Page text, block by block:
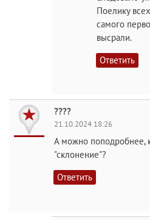
Поелику
самого
выcpaли.
Ответить
????
21.10.2024 18:26
А можно поподробнее,
"склонение"?
Ответить